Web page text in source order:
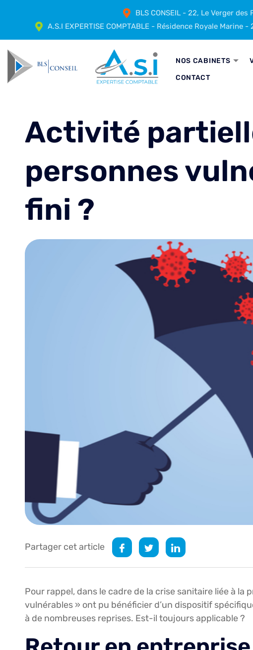
BLS CONSEIL - 22, Le Verger des
A.S.I EXPERTISE COMPTABLE - Résidence Royale
NOS CABINETS
CONTACT
Activité
personnes
fini ?
Partager cet article
Pour rappel, dans le cadre de la crise sanitaire liée à la
vulnérables » ont pu bénéficier d’un dispositif
à de nombreuses reprises. Est-il toujours applicable ?